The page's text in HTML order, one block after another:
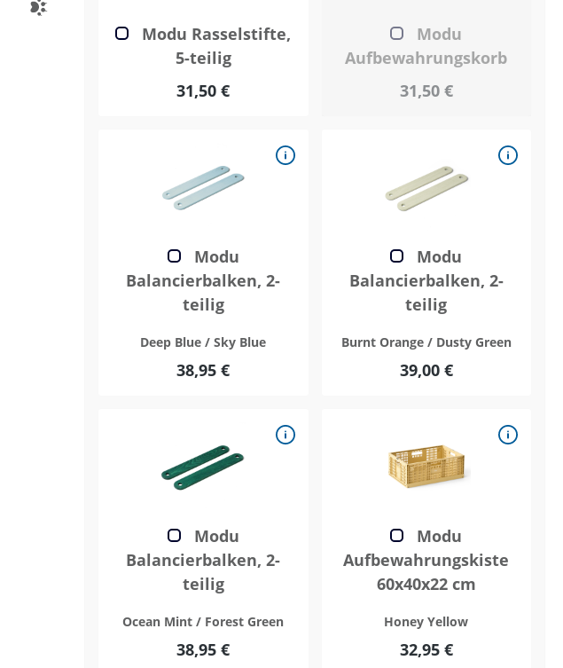
Modu Rasselstifte,
5-teilig
31,50 €
Modu
Aufbewahrungskorb
31,50 €
Modu
Balancierbalken, 2-
teilig
Deep Blue / Sky Blue
38,95 €
Modu
Balancierbalken, 2-
teilig
Burnt Orange / Dusty Green
39,00 €
Modu
Balancierbalken, 2-
teilig
Ocean Mint / Forest Green
38,95 €
Modu
Aufbewahrungskiste
60x40x22 cm
Honey Yellow
32,95 €